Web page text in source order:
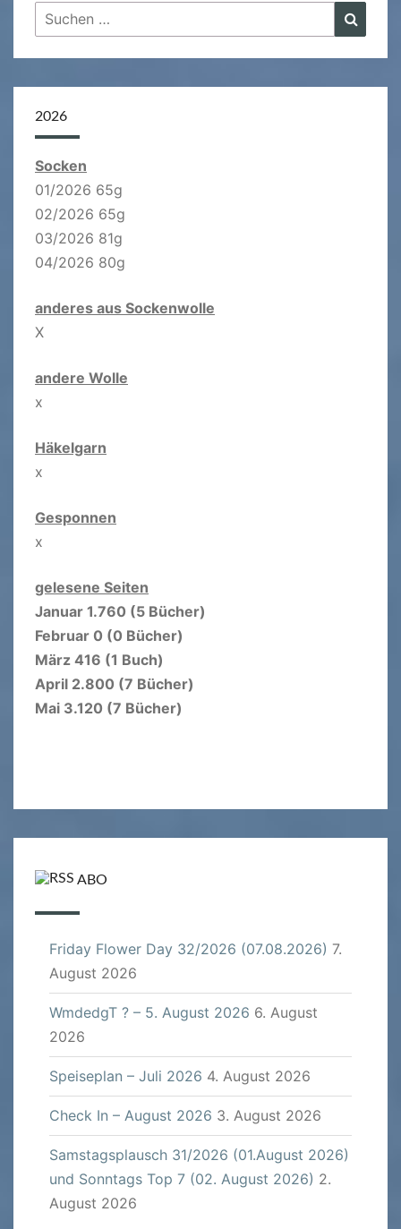
Suchen
nach:
2026
Socken
01/2026 65g
02/2026 65g
03/2026 81g
04/2026 80g
anderes aus Sockenwolle
X
andere Wolle
x
Häkelgarn
x
Gesponnen
x
gelesene Seiten
Januar 1.760 (5 Bücher)
Februar 0 (0 Bücher)
März 416 (1 Buch)
April 2.800 (7 Bücher)
Mai 3.120 (7 Bücher)
ABO
Friday Flower Day 32/2026 (07.08.2026) 7.
August 2026
WmdedgT ? – 5. August 2026 6. August
2026
Speiseplan – Juli 2026 4. August 2026
Check In – August 2026 3. August 2026
Samstagsplausch 31/2026 (01.August 2026)
und Sonntags Top 7 (02. August 2026) 2.
August 2026